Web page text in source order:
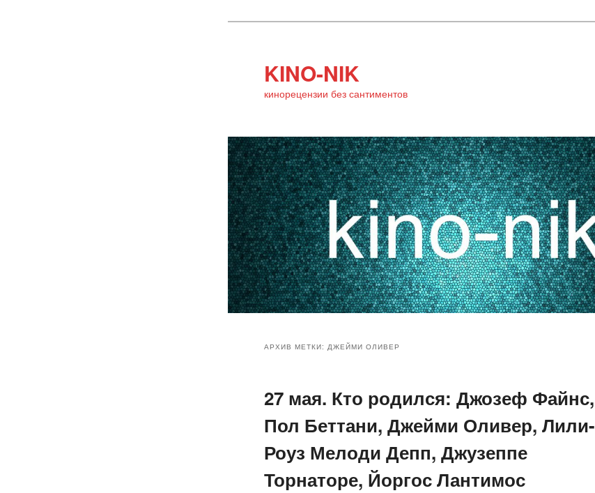
KINO-NIK
кинорецензии без сантиментов
основному
содержимому
дополнительному
содержимому
АРХИВ МЕТКИ: ДЖЕЙМИ ОЛИВЕР
27 мая. Кто родился: Джозеф Файнс,
Пол Беттани, Джейми Оливер, Лили-
Роуз Мелоди Депп, Джузеппе
Торнаторе, Йоргос Лантимос